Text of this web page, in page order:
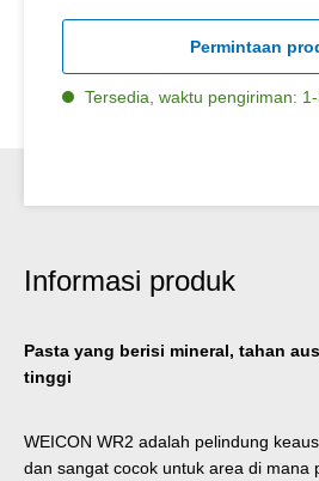
Permintaan
Tersedia, waktu pengiriman:
Informasi produk
Pasta yang berisi mineral, tahan
tinggi
WEICON WR2 adalah pelindung
dan sangat cocok untuk area di mana